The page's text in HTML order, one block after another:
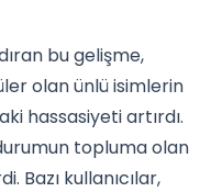
bu gelişme,
olan ünlü isimlerin
hassasiyeti artırdı.
topluma olan
Bazı kullanıcılar,